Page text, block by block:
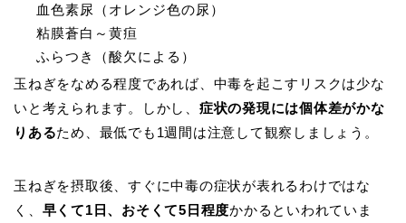
血色素尿（オレンジ色の尿）
粘膜蒼白～黄疸
ふらつき（酸欠による）
玉ねぎをなめる程度であれば、中毒を起こすリスクは少な
いと考えられます。しかし、 症状の発現には個体差がかな
りあるため、最低でも1週間は注意して観察しましょう。
玉ねぎを摂取後、すぐに中毒の症状が表れるわけではな
く、 早くて1日、おそくて5日程度かかるといわれていま